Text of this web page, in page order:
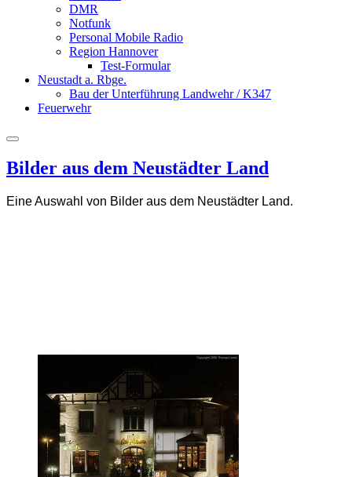
DMR
Notfunk
Personal Mobile Radio
Region Hannover
Test-Formular
Neustadt a. Rbge.
Bau der Unterführung Landwehr / K347
Feuerwehr
Bilder aus dem Neustädter Land
Eine Auswahl von Bilder aus dem Neustädter Land.